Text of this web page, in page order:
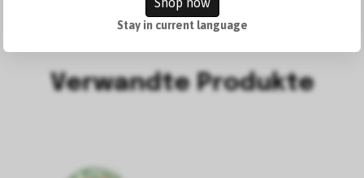
Verwandte Produkte
Stay in current language